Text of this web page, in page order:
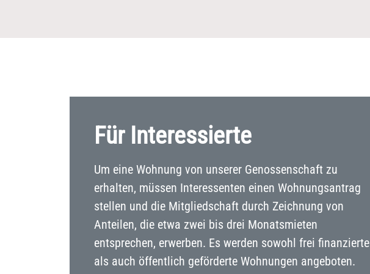
Für Interessierte
Um eine Wohnung von unserer Genossenschaft zu
erhalten, müssen Interessenten einen Wohnungsantrag
stellen und die Mitgliedschaft durch Zeichnung von
Anteilen, die etwa zwei bis drei Monatsmieten
entsprechen, erwerben. Es werden sowohl frei finanzierte
als auch öffentlich geförderte Wohnungen angeboten.